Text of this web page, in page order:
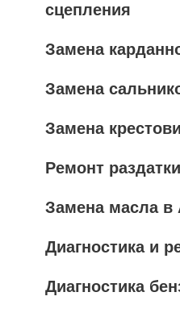
сцепления
Замена
Замена
Замена
Ремонт раздатки
Замена масла в
Диагностика и
Диагностика